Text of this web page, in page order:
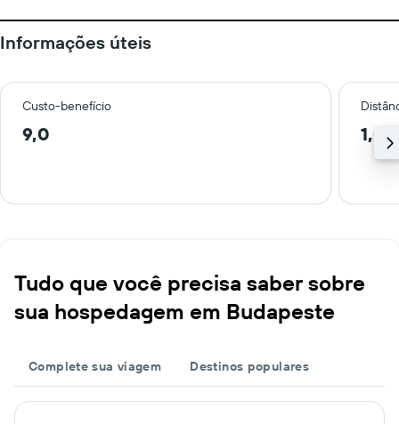
Informações úteis
Custo-benefício
9,0 1,0
Tudo que você precisa saber sobre
sua hospedagem em Budapeste
Complete sua viagem Destinos populares